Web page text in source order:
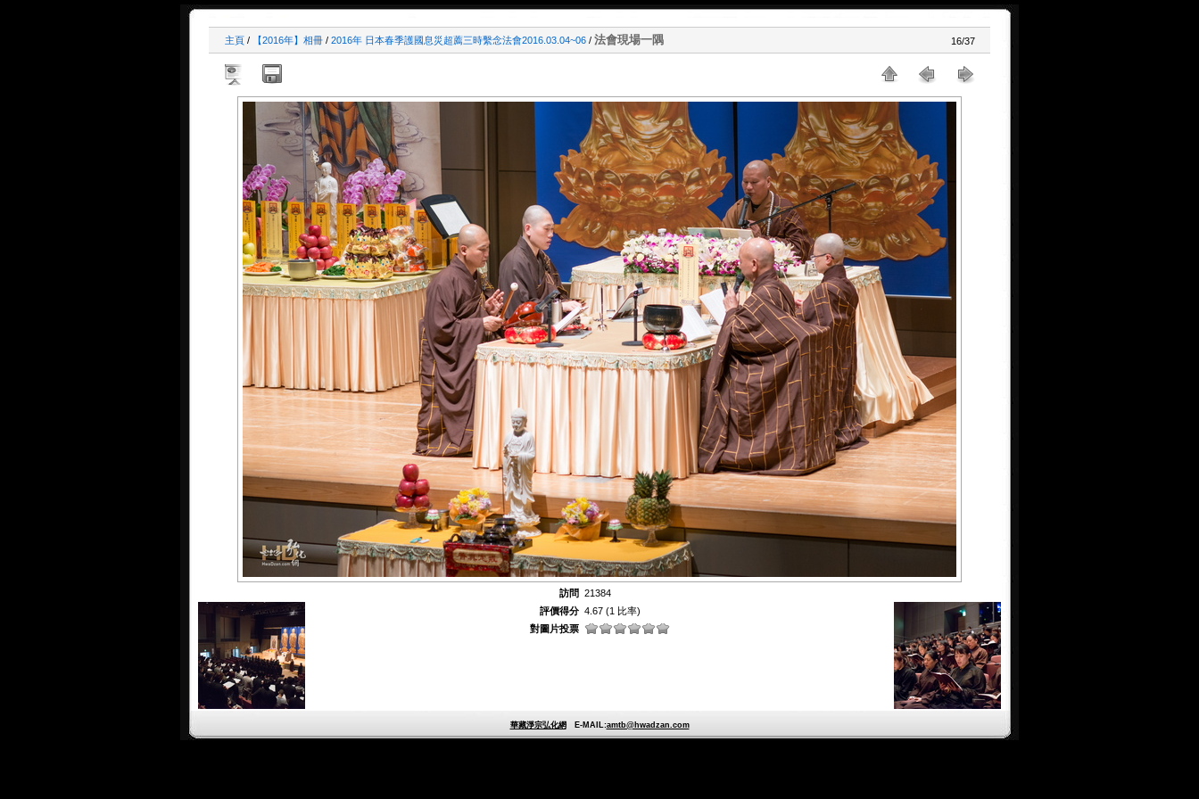
主頁 / 【2016年】相冊 / 2016年 日本春季護國息災超薦三時繫念法會2016.03.04~06 / 法會現場一隅 16/37
訪問 21384
評價得分 4.67 (1 比率)
對圖片投票
華藏淨宗弘化網E-MAIL:amtb@hwadzan.com